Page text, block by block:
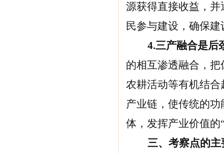
源获得直接收益，
民参与建设，确保
4.三产融合是后
的相互渗透融合，
农耕活动等有机结
产业链，使传统的
体，发挥产业价值的
三、考察点的主